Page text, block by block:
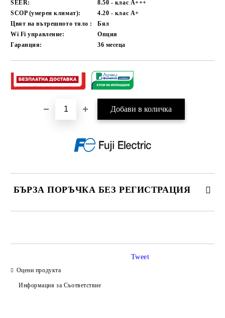
SEER:
8.50 - клас A+++
SCOP (умерен климат):
4.20 - клас A+
Цвят на вътрешното тяло :
Бял
Wi Fi управление:
Опция
Гаранция:
36 месеца
БЪРЗА ПОРЪЧКА БЕЗ РЕГИСТРАЦИЯ
Съгласен съм сПолитиката за лични данни
Оцени продукта
Информация за Съответствие
Tweet